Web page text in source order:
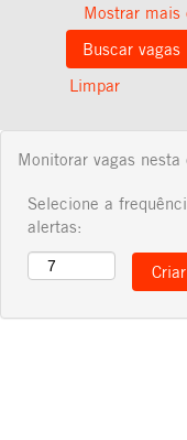
Mostrar mais
Limpar
Monitorar vagas nesta
Selecione a
alertas: